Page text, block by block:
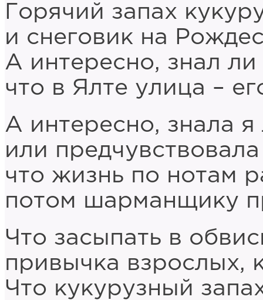
Горячий запах
и снеговик на
А интересно, знал ли
что в Ялте улица –
А интересно, знала я
или предчувствовала
что жизнь по нотам
потом шарманщику
Что засыпать в
привычка взрослых,
Что кукурузный